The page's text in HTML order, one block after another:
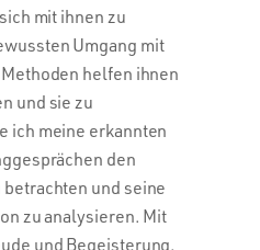
mit ihnen zu
Umgang mit
helfen ihnen
und sie zu
ich meine erkannten
den
und seine
zu analysieren. Mit
und Begeisterung,